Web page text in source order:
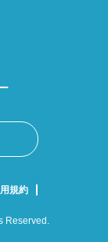
規約
Reserved.